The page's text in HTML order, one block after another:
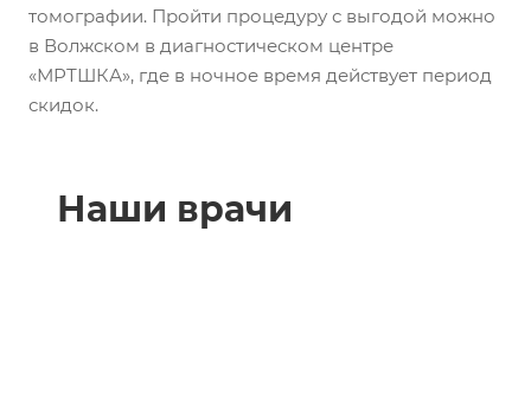
томографии. Пройти процедуру с выгодой можно
в Волжском в диагностическом центре
«МРТШКА», где в ночное время действует период
скидок.
Наши врачи